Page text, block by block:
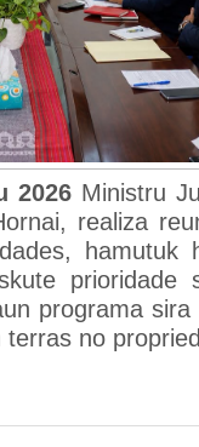
2026 Ministru
realiza
prioridade
programa
no